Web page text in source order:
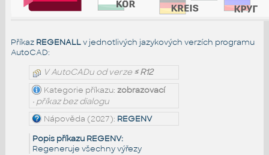
Příkaz REGENALLv jednotlivých jazykových verzích programu
AutoCAD:
V AutoCADu od verze≤ R12
Kategorie příkazu: zobrazovací
• příkaz bez dialogu
Nápověda (2027): REGENV
Popis příkazu REGENV:
Regeneruje všechny výřezy